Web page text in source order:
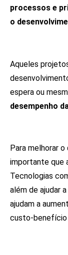
processos e
o
Aqueles
espera ou
desempenho
Para melhorar
importante que
Tecnologias
além de ajudar
ajudam a
custo-benefício